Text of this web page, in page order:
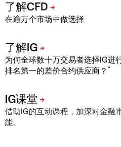
在逾万个市场中做选择
为何全球数十万交易者选择IG进
排名第一的差价合约供应商？ *
借助IG的互动课程，加深对金融
能。